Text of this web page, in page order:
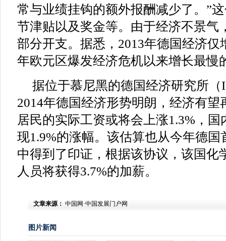
常与业绩挂钩的额外报酬减少了。”
节津贴以及奖金等。由于经济不景气
部分开支。据悉，2013年德国经济仅
年欧元区爆发经济危机以来增长最慢
据位于慕尼黑的德国经济研究所（
2014年德国经济形势明朗，经济有望
居民的实际工资或将会上涨1.3%，
现1.9%的涨幅。该估算也从今年德
中得到了印证，根据该协议，该国化
人员将获得3.7%的加薪。
文章来源： 中国网·中国发展门户网